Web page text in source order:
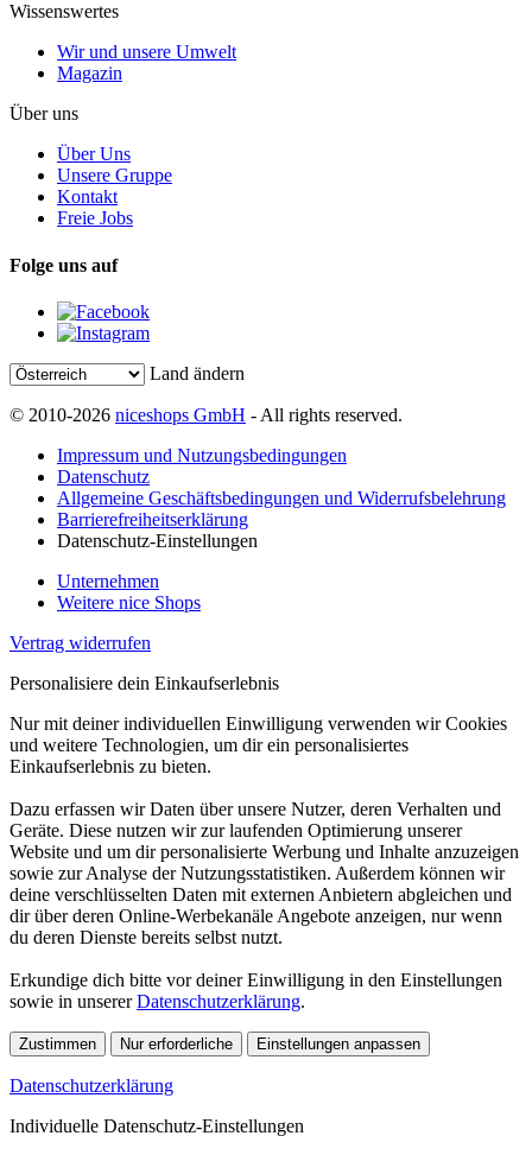
Wissenswertes
Wir und unsere Umwelt
Magazin
Über uns
Über Uns
Unsere Gruppe
Kontakt
Freie Jobs
Folge uns auf
Land ändern
© 2010-2026 niceshops GmbH - All rights reserved.
Impressum und Nutzungsbedingungen
Datenschutz
Allgemeine Geschäftsbedingungen und Widerrufsbelehrung
Barrierefreiheitserklärung
Datenschutz-Einstellungen
Unternehmen
Weitere nice Shops
Vertrag widerrufen
Personalisiere dein Einkaufserlebnis
Nur mit deiner individuellen Einwilligung verwenden wir Cookies
und weitere Technologien, um dir ein personalisiertes
Einkaufserlebnis zu bieten.
Dazu erfassen wir Daten über unsere Nutzer, deren Verhalten und
Geräte. Diese nutzen wir zur laufenden Optimierung unserer
Website und um dir personalisierte Werbung und Inhalte anzuzeigen
sowie zur Analyse der Nutzungsstatistiken. Außerdem können wir
deine verschlüsselten Daten mit externen Anbietern abgleichen und
dir über deren Online-Werbekanäle Angebote anzeigen, nur wenn
du deren Dienste bereits selbst nutzt.
Erkundige dich bitte vor deiner Einwilligung in den Einstellungen
sowie in unsererDatenschutzerklärung.
Zustimmen Nur erforderliche Einstellungen anpassen
Datenschutzerklärung
Individuelle Datenschutz-Einstellungen